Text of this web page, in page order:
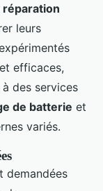
leurs
efficaces,
des services
de batterie et
variés.
demandées